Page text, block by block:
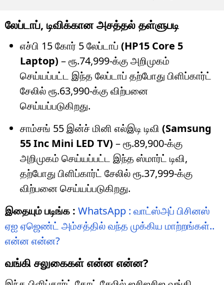
லேப்டாப், டிவிக்கான அசத்தல் தள்ளுபடி
எச்பி 15 கோர் 5 லேப்டாப் (HP15 Core 5
Laptop) – ரூ.74,999-க்கு அறிமுகம்
செய்யப்பட்ட இந்த லேப்டாப் தற்போது பிளிப்கார்ட்
சேலில் ரூ.63,990-க்கு விற்பனை
செய்யப்படுகிறது.
சாம்சங் 55 இன்ச் மினி எல்இடி டிவி (Samsung
55 Inc Mini LED TV) – ரூ.89,900-க்கு
அறிமுகம் செய்யப்பட்ட இந்த ஸ்மார்ட் டிவி,
தற்போது பிளிப்கார்ட் சேலில் ரூ.37,999-க்கு
விற்பனை செய்யப்படுகிறது.
இதையும் படிங்க : WhatsApp : வாட்ஸ்அப் பிசினஸ்
ஏஐ ஏஜெண்ட் அம்சத்தில் வந்த முக்கிய மாற்றங்கள்..
என்ன என்ன?
வங்கி சலுகைகள் என்ன என்ன?